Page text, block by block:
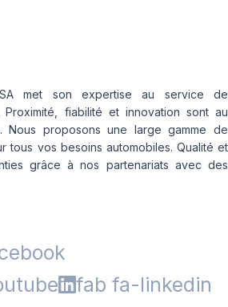
met son expertise au service de
Proximité, fiabilité et innovation sont au
proposons une large gamme de
tous vos besoins automobiles. Qualité et
grâce à nos partenariats avec des
fab fa-linkedin